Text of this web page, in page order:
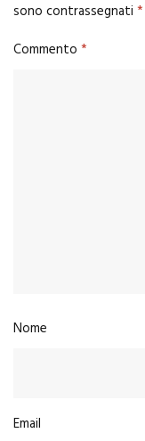
sono contrassegnati *
Commento *
Nome
Email